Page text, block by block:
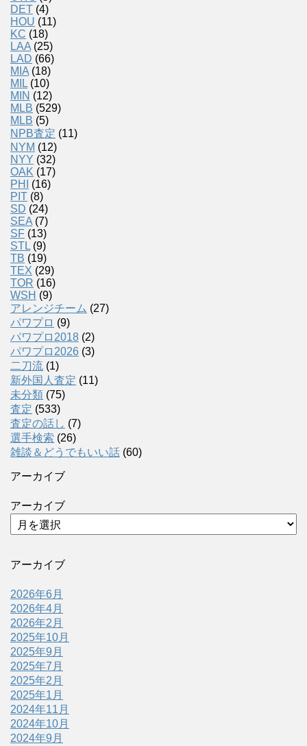
DET (4)
HOU (11)
KC (18)
LAA (25)
LAD (66)
MIA (18)
MIL (10)
MIN (12)
MLB (529)
MLB (5)
NPB査定 (11)
NYM (12)
NYY (32)
OAK (17)
PHI
(16)
PIT (8)
SD (24)
SEA (7)
SF (13)
STL (9)
TB (19)
TEX (29)
TOR (16)
WSH (9)
アレンジチーム (27)
パワプロ (9)
パワプロ2018 (2)
パワプロ2026 (3)
二刀流 (1)
新外国人査定 (11)
未分類 (75)
査定 (533)
査定の話し (7)
選手検索 (26)
雑談＆どうでもいい話 (60)
アーカイブ
アーカイブ
アーカイブ
2026年6月
2026年4月
2026年2月
2025年10月
2025年9月
2025年7月
2025年2月
2025年1月
2024年11月
2024年10月
2024年9月